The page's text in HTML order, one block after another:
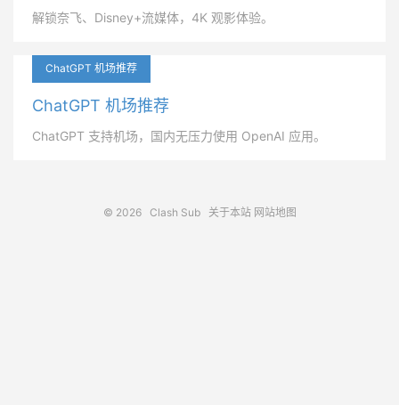
解锁奈飞、Disney+流媒体，4K 观影体验。
ChatGPT 机场推荐
ChatGPT 机场推荐
ChatGPT 支持机场，国内无压力使用 OpenAI 应用。
© 2026 Clash Sub 关于本站 网站地图